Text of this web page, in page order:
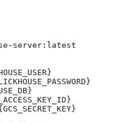
server:latest
${GCS_SECRET_KEY}